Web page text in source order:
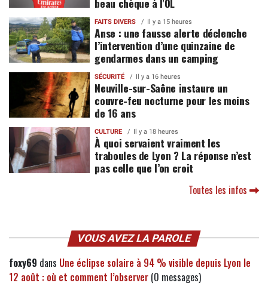
beau chèque à l'OL
FAITS DIVERS Il y a 15 heures
Anse : une fausse alerte déclenche
l’intervention d’une quinzaine de
gendarmes dans un camping
SÉCURITÉ Il y a 16 heures
Neuville-sur-Saône instaure un
couvre-feu nocturne pour les moins
de 16 ans
CULTURE Il y a 18 heures
À quoi servaient vraiment les
traboules de Lyon ? La réponse n’est
pas celle que l’on croit
Toutes les infos
VOUS AVEZ LA PAROLE
foxy69 dans Une éclipse solaire à 94 % visible depuis Lyon le
12 août : où et comment l’observer (0 messages)